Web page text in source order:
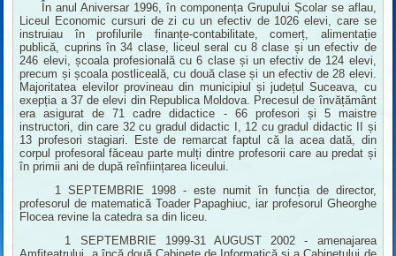
În anul Aniversar 1996, în componența Grupului Școlar se aflau,
Liceul Economic cursuri de zi cu un efectiv de 1026 elevi, care se
instruiau în profilurile finanțe-contabilitate, comerț, alimentație
publică, cuprins în 34 clase, liceul seral cu 8 clase și un efectiv de
246 elevi, școala profesională cu 6 clase și un efectiv de 124 elevi,
precum și școala postliceală, cu două clase și un efectiv de 28 elevi.
Majoritatea elevilor provineau din municipiul și județul Suceava, cu
exepția a 37 de elevi din Republica Moldova. Precesul de învățământ
era asigurat de 71 cadre didactice - 66 profesori și 5 maistre
instructori, din care 32 cu gradul didactic I, 12 cu gradul didactic II și
13 profesori stagiari. Este de remarcat faptul că la acea dată, din
corpul profesoral făceau parte mulți dintre profesorii care au predat și
în primii ani de după reînființarea liceului.
1 SEPTEMBRIE 1998 - este numit în funcția de director,
profesorul de matematică Toader Papaghiuc, iar profesorul Gheorghe
Flocea revine la catedra sa din liceu.
1 SEPTEMBRIE 1999-31 AUGUST 2002 - amenajarea